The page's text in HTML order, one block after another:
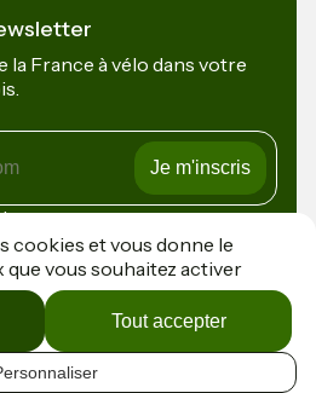
la France à vélo dans votre
Destination France
cookies et vous donne le
vous souhaitez activer
Tout accepter